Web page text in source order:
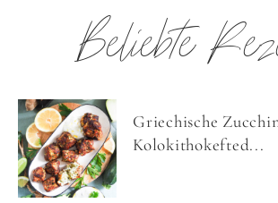
Beliebte
Griechische
Kolokithokefted...